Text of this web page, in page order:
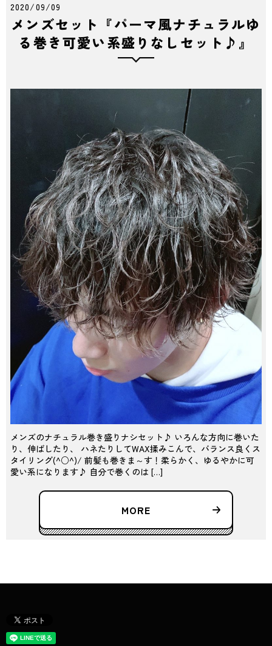
2020/09/09
メンズセット『パーマ風ナチュラルゆ
る巻き可愛い系盛りなしセット♪』
メンズのナチュラル巻き盛りナシセット♪ いろんな方向に巻いた
り、伸ばしたり、 ハネたりしてWAX揉みこんで、バランス良くス
タイリング(^○^)/ 前髪も巻きま～す！柔らかく、ゆるやかに可
愛い系になります♪ 自分で巻くのは […]
MORE